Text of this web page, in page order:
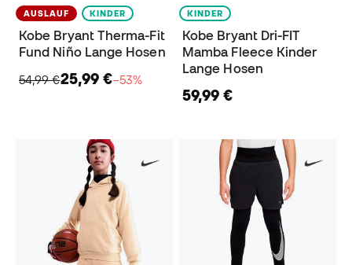
AUSLAUF KINDER
Kobe Bryant Therma-Fit
Fund Niño Lange Hosen
54,99 €25,99 €−53%
KINDER
Kobe Bryant Dri-FIT
Mamba Fleece Kinder
Lange Hosen
59,99 €